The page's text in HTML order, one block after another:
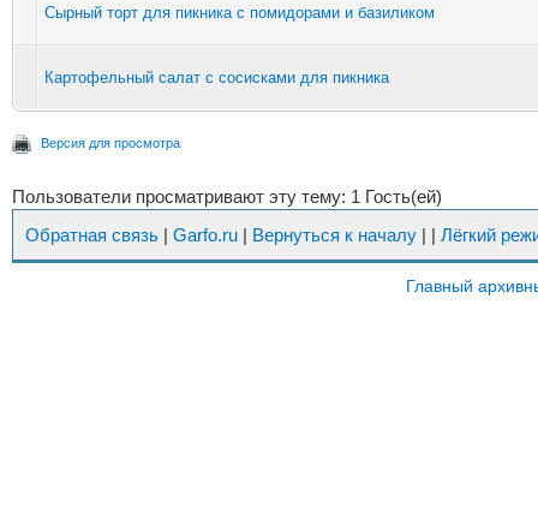
Сырный торт для пикника с помидорами и базиликом
Картофельный салат с сосисками для пикника
Версия для просмотра
Пользователи просматривают эту тему: 1 Гость(ей)
Обратная связь | Garfo.ru | Вернуться к началу | | Лёгкий
Главный